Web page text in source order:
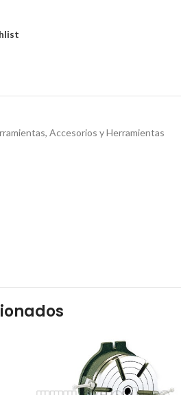
, Accesorios y Herramientas